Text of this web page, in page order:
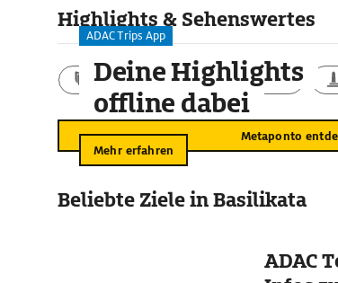
km entfernte Kroton verlassen müssen.
Highlights & Sehenswertes
Aktivitäten Landschaft
Metaponto
ADAC Trips App
Deine Highlights
offline dabei
Mehr erfahren
Beliebte Ziele in Basilikata
ADAC